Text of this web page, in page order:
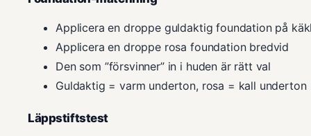
Applicera en droppe guldaktig foundation på
Applicera en droppe rosa foundation bredvid
Den som ”försvinner” in i huden är rätt val
Guldaktig = varm underton, rosa = kall underton
Läppstiftstest